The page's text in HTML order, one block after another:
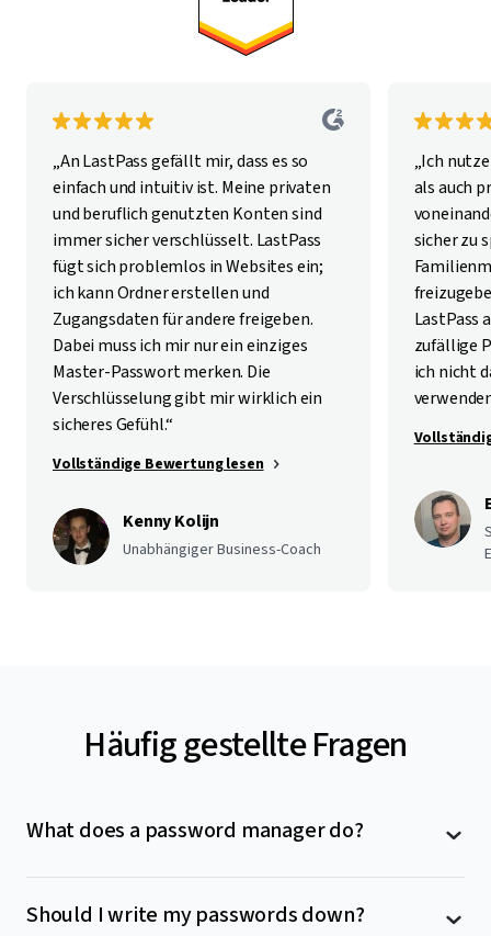
„An LastPass gefällt mir, dass es so
einfach und intuitiv ist. Meine privaten
und beruflich genutzten Konten sind
immer sicher verschlüsselt. LastPass
fügt sich problemlos in Websites ein;
ich kann Ordner erstellen und
Zugangsdaten für andere freigeben.
Dabei muss ich mir nur ein einziges
Master-Passwort merken. Die
Verschlüsselung gibt mir wirklich ein
sicheres Gefühl.“
Vollständige Bewertung lesen
Kenny Kolijn
Unabhängiger Business-Coach
„Ich
als auch
sicher zu
LastPass
zufällige
ich nicht
Häufig gestellte Fragen
What does a password manager do?
one place, in a password vault only accessible to you.
Should I write my passwords down?